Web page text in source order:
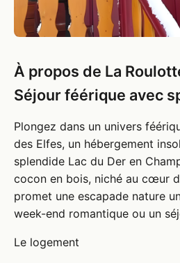
À propos de La
Séjour féérique avec
Plongez dans un univers
des Elfes, un hébergement
splendide Lac du Der en
cocon en bois, niché au cœur
promet une escapade nature
week-end romantique ou un
Le logement